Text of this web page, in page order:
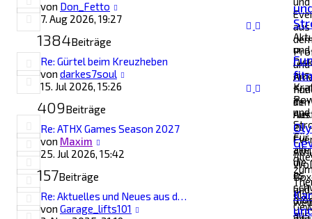
aus
und
ihr
hier.
von Don_Fetto
Beitrag
7. Aug 2026, 19:27
und
aus
und
Für
alle,
die
es
1384Beiträge
Re: Gürtel beim Kreuzheben
von darkes7soul
15. Jul 2026, 15:26
Für
den
zu
und
aus
409Beiträge
Re: ATHX Games Season 2027
von Maxim
Beitrag
25. Jul 2026, 15:42
157Beiträge
Re: Aktuelles und Neues aus d…
von Garage_lifts101